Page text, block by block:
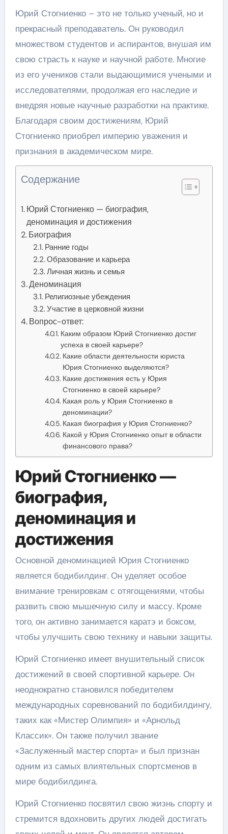
Юрий Стогниенко – это не только ученый, но и
прекрасный преподаватель. Он руководил
множеством студентов и аспирантов, внушая им
свою страсть к науке и научной работе. Многие
из его учеников стали выдающимися учеными и
исследователями, продолжая его наследие и
внедряя новые научные разработки на практике.
Благодаря своим достижениям, Юрий
Стогниенко приобрел империю уважения и
признания в академическом мире.
Содержание
Юрий Стогниенко — биография,
деноминация и достижения
Биография
Ранние годы
Образование и карьера
Личная жизнь и семья
Деноминация
Религиозные убеждения
Участие в церковной жизни
Вопрос-ответ:
Каким образом Юрий Стогниенко достиг
успеха в своей карьере?
Какие области деятельности юриста
Юрия Стогниенко выделяются?
Какие достижения есть у Юрия
Стогниенко в своей карьере?
Какая роль у Юрия Стогниенко в
деноминации?
Какая биография у Юрия Стогниенко?
Какой у Юрия Стогниенко опыт в области
финансового права?
Юрий Стогниенко —
биография,
деноминация и
достижения
Основной деноминацией Юрия Стогниенко
является бодибилдинг. Он уделяет особое
внимание тренировкам с отягощениями, чтобы
развить свою мышечную силу и массу. Кроме
того, он активно занимается каратэ и боксом,
чтобы улучшить свою технику и навыки защиты.
Юрий Стогниенко имеет внушительный список
достижений в своей спортивной карьере. Он
неоднократно становился победителем
международных соревнований по бодибилдингу,
таких как «Мистер Олимпия» и «Арнольд
Классик». Он также получил звание
«Заслуженный мастер спорта» и был признан
одним из самых влиятельных спортсменов в
мире бодибилдинга.
Юрий Стогниенко посвятил свою жизнь спорту и
стремится вдохновить других людей достигать